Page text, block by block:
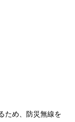
ため、防災無線を